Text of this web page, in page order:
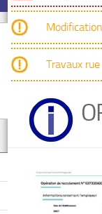
Travaux